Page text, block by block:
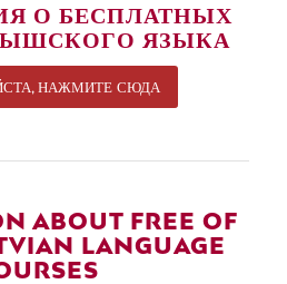
О БЕСПЛАТНЫХ
ЯЗЫКА
НАЖМИТЕ СЮДА
ABOUT FREE OF
LANGUAGE